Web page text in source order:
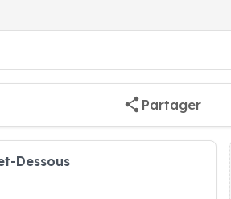
Partager
Dessous